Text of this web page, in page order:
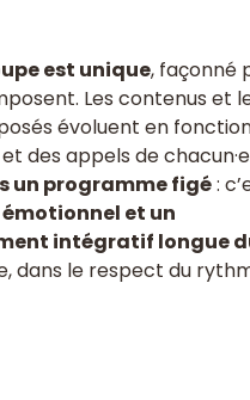
est unique, façonné
Les contenus et
évoluent en
des appels de
un programme figé:
et un
intégratif longue
dans le respect du